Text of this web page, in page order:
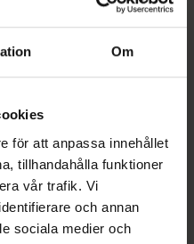
Om
för att anpassa innehållet
tillhandahålla funktioner
vår trafik. Vi
och annan
sociala medier och
vätskeersättning, 72